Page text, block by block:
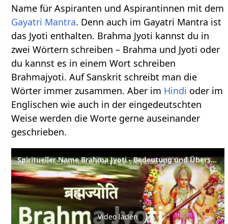
Name für Aspiranten und Aspirantinnen mit dem
Gayatri Mantra. Denn auch im Gayatri Mantra ist
das Jyoti enthalten. Brahma Jyoti kannst du in
zwei Wörtern schreiben – Brahma und Jyoti oder
du kannst es in einem Wort schreiben
Brahmajyoti. Auf Sanskrit schreibt man die
Wörter immer zusammen. Aber im Hindi oder im
Englischen wie auch in der eingedeutschten
Weise werden die Worte gerne auseinander
geschrieben.
Spiritueller Name Brahma Jyoti - Bedeutung und Übersetzung aus dem Sanskrit
Video laden